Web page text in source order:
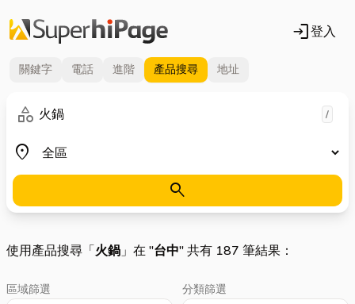
login登入
關鍵字 電話 進階 產品搜尋 地址
category
關鍵字 /
place
地區
search
使用產品搜尋「火鍋」在 "台中" 共有 187 筆結果：
區域篩選 分類篩選